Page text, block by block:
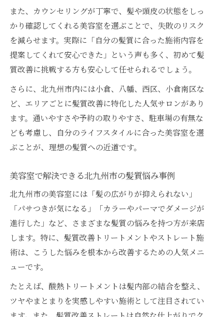
また、カウンセリングが丁寧で、髪や頭皮の状態をしっ
かり確認してくれる美容室を選ぶことで、失敗のリスク
を減らせます。実際に「自分の髪質に合った施術内容を
提案してくれて安心できた」という声も多く、初めて髪
質改善に挑戦する方も安心して任せられるでしょう。
さらに、北九州市内には小倉、八幡、西区、小倉南区な
ど、エリアごとに髪質改善に特化した人気サロンがあり
ます。通いやすさや予約の取りやすさ、駐車場の有無な
ども考慮し、自分のライフスタイルに合った美容室を選
ぶことが、理想の髪質への近道です。
美容室で解決できる北九州市の髪質悩み事例
北九州市の美容室には「髪の広がりが抑えられない」
「パサつきが気になる」「カラーやパーマでダメージが
進行した」など、さまざまな髪質の悩みを持つ方が来店
します。特に、髪質改善トリートメントやストレート施
術は、こうした悩みを根本から改善するための人気メニ
ューです。
たとえば、酸熱トリートメントは髪内部の結合を整え、
ツヤやまとまりを実感しやすい施術として注目されてい